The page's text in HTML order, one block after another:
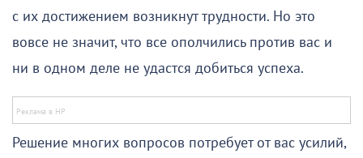
с их достижением возникнут трудности. Но это
вовсе не значит, что все ополчились против вас и
ни в одном деле не удастся добиться успеха.
Решение многих вопросов потребует от вас усилий,